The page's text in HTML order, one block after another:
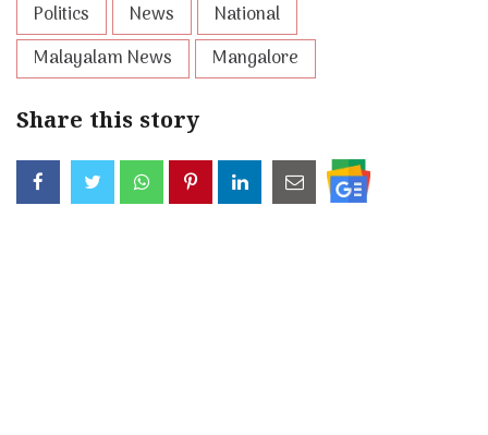
Politics News
National
Malayalam News
Mangalore
Share this story